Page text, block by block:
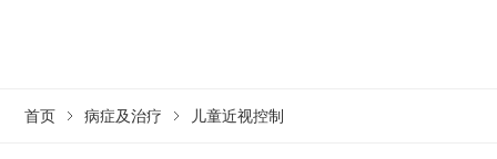
首页 病症及治疗 儿童近视控制